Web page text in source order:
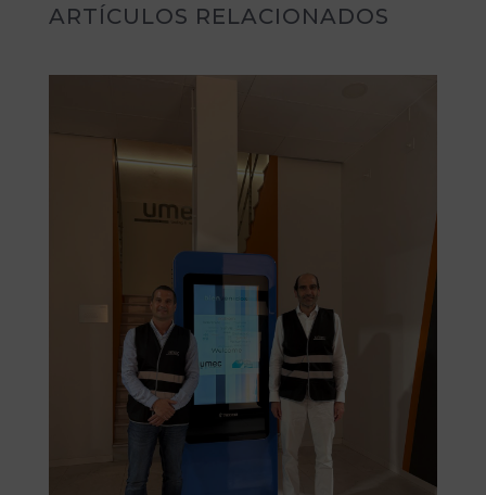
ARTÍCULOS RELACIONADOS